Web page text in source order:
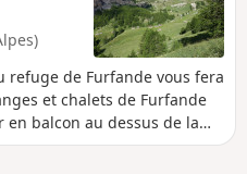
refuge de Furfande vous fera
et chalets de Furfande
balcon au dessus de la
le Guil, puis à Souliers par